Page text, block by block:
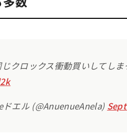
クロックス衝動買いしてし
エル (@AnuenueAnela)